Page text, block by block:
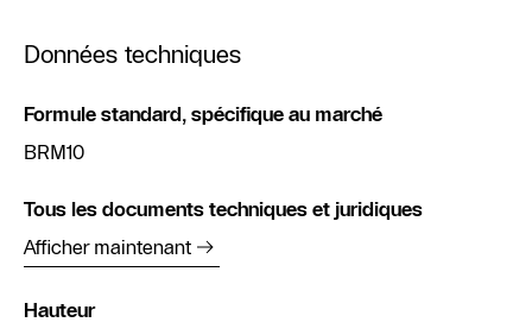
Données techniques
Formule standard, spécifique au marché
BRM10
Tous les documents techniques et juridiques
Afficher maintenant
Hauteur